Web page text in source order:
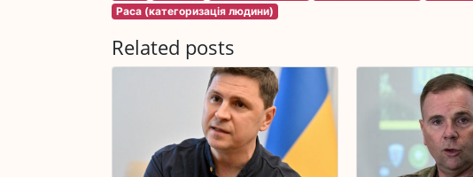
Раса (категоризація людини)
Related posts